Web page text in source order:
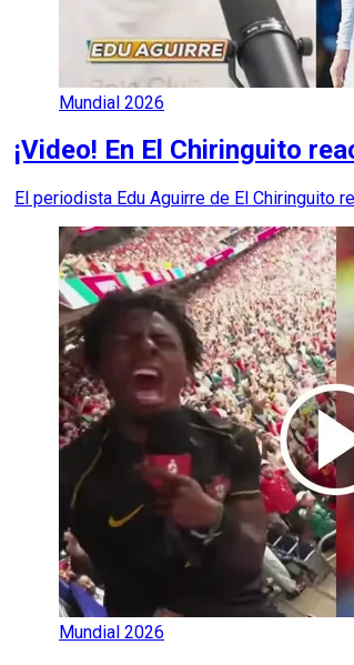
Mundial 2026
¡Video! En El Chiringuito
El periodista Edu Aguirre de El Chiringuito
Mundial 2026